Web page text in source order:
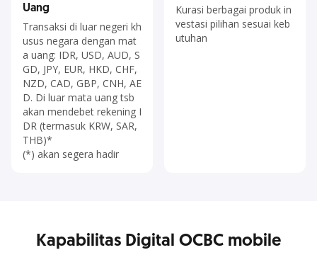
Uang
Transaksi di luar negeri kh
usus negara dengan mat
a uang: IDR, USD, AUD, S
GD, JPY, EUR, HKD, CHF,
NZD, CAD, GBP, CNH, AE
D. Di luar mata uang tsb
akan mendebet rekening I
DR (termasuk KRW, SAR,
THB)*
(*) akan segera hadir
Kurasi berbagai produk in
vestasi pilihan sesuai keb
utuhan
Kapabilitas Digital OCBC mobile